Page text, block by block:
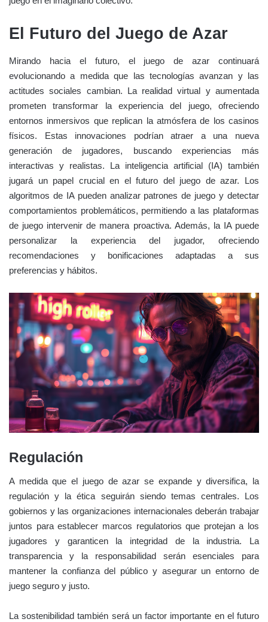
El Futuro del Juego de Azar
Mirando hacia el futuro, el juego de azar continuará
evolucionando a medida que las tecnologías avanzan y las
actitudes sociales cambian. La realidad virtual y aumentada
prometen transformar la experiencia del juego, ofreciendo
entornos inmersivos que replican la atmósfera de los casinos
físicos. Estas innovaciones podrían atraer a una nueva
generación de jugadores, buscando experiencias más
interactivas y realistas. La inteligencia artificial (IA) también
jugará un papel crucial en el futuro del juego de azar. Los
algoritmos de IA pueden analizar patrones de juego y detectar
comportamientos problemáticos, permitiendo a las plataformas
de juego intervenir de manera proactiva. Además, la IA puede
personalizar la experiencia del jugador, ofreciendo
recomendaciones y bonificaciones adaptadas a sus
preferencias y hábitos.
Regulación
A medida que el juego de azar se expande y diversifica, la
regulación y la ética seguirán siendo temas centrales. Los
gobiernos y las organizaciones internacionales deberán trabajar
juntos para establecer marcos regulatorios que protejan a los
jugadores y garanticen la integridad de la industria. La
transparencia y la responsabilidad serán esenciales para
mantener la confianza del público y asegurar un entorno de
juego seguro y justo.
La sostenibilidad también será un factor importante en el futuro